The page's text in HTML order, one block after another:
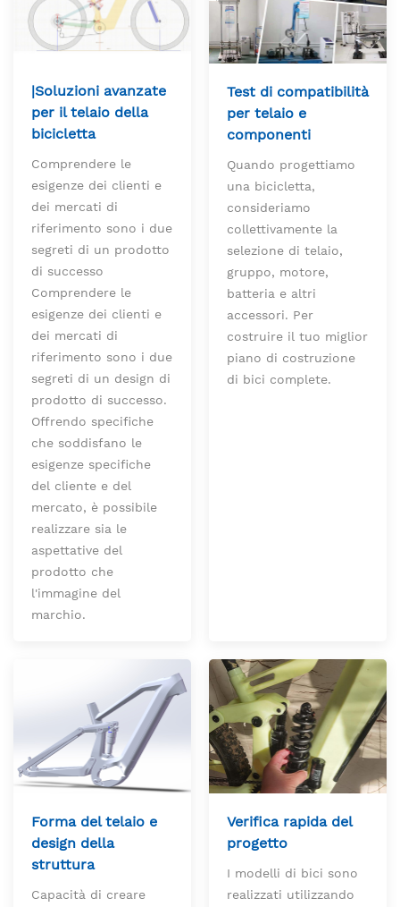
|Soluzioni avanzate
per il telaio della
bicicletta
Comprendere le
esigenze dei clienti e
dei mercati di
riferimento sono i due
segreti di un prodotto
di successo
Comprendere le
esigenze dei clienti e
dei mercati di
riferimento sono i due
segreti di un design di
prodotto di successo.
Offrendo specifiche
che soddisfano le
esigenze specifiche
del cliente e del
mercato, è possibile
realizzare sia le
aspettative del
prodotto che
l'immagine del
marchio.
Test di compatibilità
per telaio e
componenti
Quando progettiamo
una bicicletta,
consideriamo
collettivamente la
selezione di telaio,
gruppo, motore,
batteria e altri
accessori. Per
costruire il tuo miglior
piano di costruzione
di bici complete.
Forma del telaio e
design della
struttura
Capacità di creare
Verifica rapida del
progetto
I modelli di bici sono
realizzati utilizzando